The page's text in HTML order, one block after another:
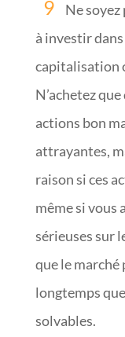
Ne soyez
à investir
capitalisation
N’achetez
actions bon
attrayantes,
raison si ces
même si vous
sérieuses sur
que le
longtemps
solvables.